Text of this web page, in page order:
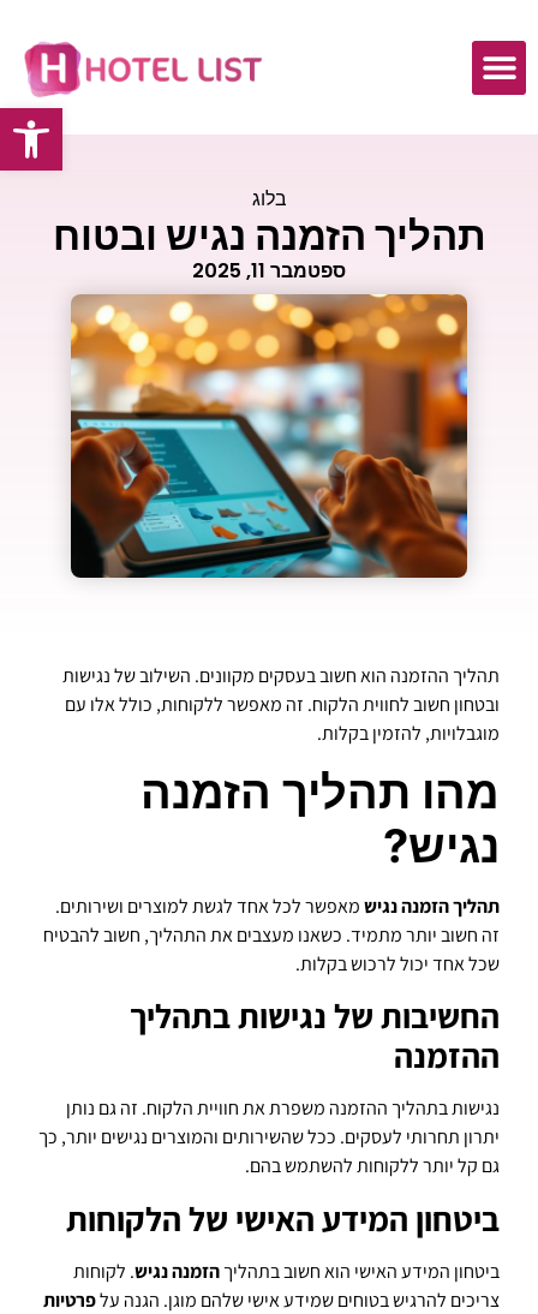
בלוג
תהליך הזמנה נגיש ובטוח
ספטמבר 11, 2025
תהליך ההזמנה הוא חשוב בעסקים מקוונים. השילוב של נגישות
ובטחון חשוב לחווית הלקוח. זה מאפשר ללקוחות, כולל אלו עם
מוגבלויות, להזמין בקלות.
מהו תהליך הזמנה
נגיש?
תהליך הזמנה נגישמאפשר לכל אחד לגשת למוצרים ושירותים.
זה חשוב יותר מתמיד. כשאנו מעצבים את התהליך, חשוב להבטיח
שכל אחד יכול לרכוש בקלות.
החשיבות של נגישות בתהליך
ההזמנה
נגישות בתהליך ההזמנה משפרת את חוויית הלקוח. זה גם נותן
יתרון תחרותי לעסקים. ככל שהשירותים והמוצרים נגישים יותר, כך
גם קל יותר ללקוחות להשתמש בהם.
ביטחון המידע האישי של הלקוחות
ביטחון המידע האישי הוא חשוב בתהליךהזמנה נגיש. לקוחות
צריכים להרגיש בטוחים שמידע אישי שלהם מוגן. הגנה עלפרטיות